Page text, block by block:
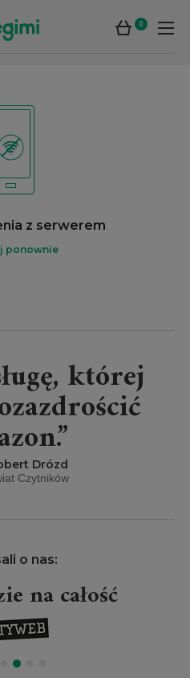
0
z serwerem
ponownie
której
Drózd
Czytników
o nas:
na całość